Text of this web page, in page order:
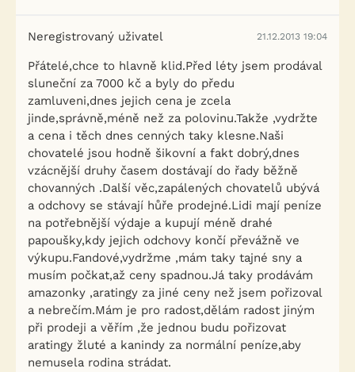
Neregistrovaný uživatel 21.12.2013 19:04
Přátelé,chce to hlavně klid.Před léty jsem prodával
sluneční za 7000 kč a byly do předu
zamluveni,dnes jejich cena je zcela
jinde,správně,méně než za polovinu.Takže ,vydržte
a cena i těch dnes cenných taky klesne.Naši
chovatelé jsou hodně šikovní a fakt dobrý,dnes
vzácnější druhy časem dostávají do řady běžně
chovanných .Další věc,zapálených chovatelů ubývá
a odchovy se stávají hůře prodejné.Lidi mají peníze
na potřebnější výdaje a kupují méně drahé
papoušky,kdy jejich odchovy končí převážně ve
výkupu.Fandové,vydržme ,mám taky tajné sny a
musím počkat,až ceny spadnou.Já taky prodávám
amazonky ,aratingy za jiné ceny než jsem pořizoval
a nebrečím.Mám je pro radost,dělám radost jiným
při prodeji a věřím ,že jednou budu pořizovat
aratingy žluté a kanindy za normální peníze,aby
nemusela rodina strádat.